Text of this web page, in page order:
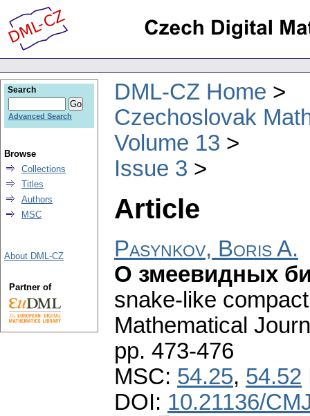
DML-CZ Home
Czechoslovak
Volume 13
Issue 3
Article
Pasynkov, Boris A.
О змеевидных
snake-like
Mathematical
pp. 473-476
MSC: 54.25, 54.52
DOI: 10.21136/
Search
Advanced Search
Browse
Collections
Titles
Authors
MSC
About DML-CZ
Partner of